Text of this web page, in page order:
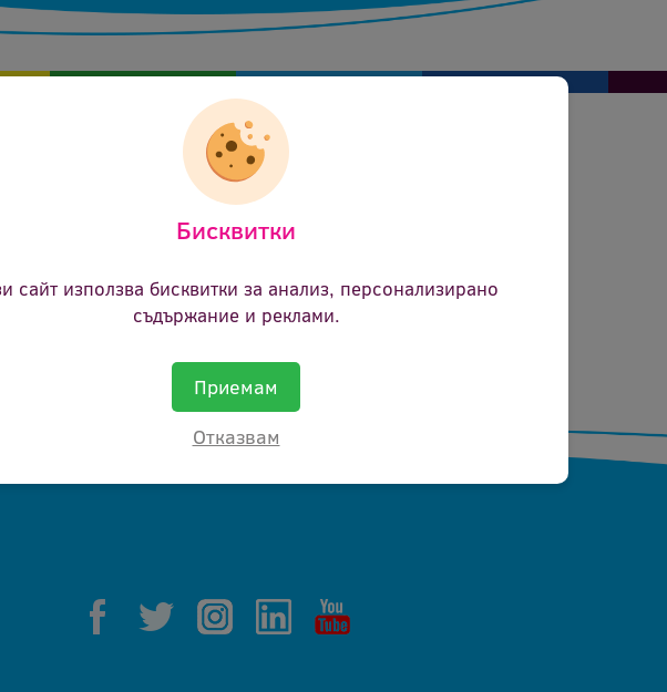
Бисквитки
сайт използва бисквитки за анализ, персонализирано
съдържание и реклами.
Приемам
Отказвам